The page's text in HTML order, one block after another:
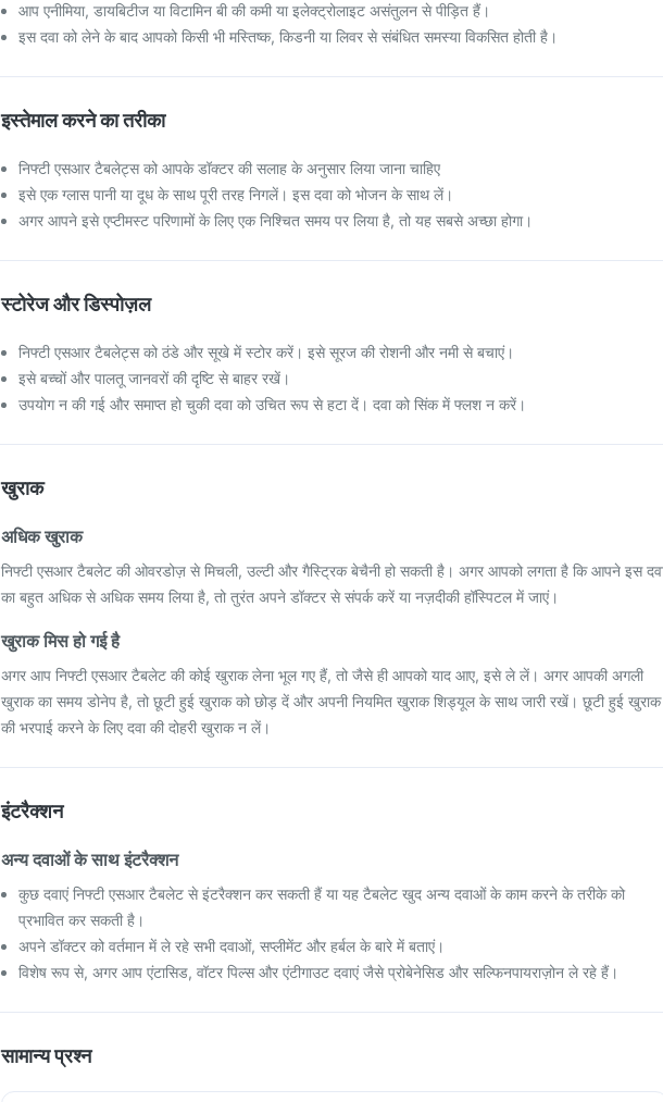
आप एनीमिया, डायबिटीज या विटामिन बी की कमी या इलेक्ट्रोलाइट असंतुलन से पीड़ित हैं।
इस दवा को लेने के बाद आपको किसी भी मस्तिष्क, किडनी या लिवर से संबंधित समस्या विकसित होती है।
इस्तेमाल करने का तरीका
निफ्टी एसआर टैबलेट्स को आपके डॉक्टर की सलाह के अनुसार लिया जाना चाहिए
इसे एक ग्लास पानी या दूध के साथ पूरी तरह निगलें। इस दवा को भोजन के साथ लें।
अगर आपने इसे एप्टीमस्ट परिणामों के लिए एक निश्चित समय पर लिया है, तो यह सबसे अच्छा होगा।
स्टोरेज और डिस्पोज़ल
निफ्टी एसआर टैबलेट्स को ठंडे और सूखे में स्टोर करें। इसे सूरज की रोशनी और नमी से बचाएं।
इसे बच्चों और पालतू जानवरों की दृष्टि से बाहर रखें।
उपयोग न की गई और समाप्त हो चुकी दवा को उचित रूप से हटा दें। दवा को सिंक में फ्लश न करें।
खुराक
अधिक खुराक
निफ्टी एसआर टैबलेट की ओवरडोज़ से मिचली, उल्टी और गैस्ट्रिक बेचैनी हो सकती है। अगर आपको लगता है कि आपने इस
का बहुत अधिक से अधिक समय लिया है, तो तुरंत अपने डॉक्टर से संपर्क करें या नज़दीकी हॉस्पिटल में जाएं।
खुराक मिस हो गई है
अगर आप निफ्टी एसआर टैबलेट की कोई खुराक लेना भूल गए हैं, तो जैसे ही आपको याद आए, इसे ले लें। अगर आपकी अगली
खुराक का समय डोनेप है, तो छूटी हुई खुराक को छोड़ दें और अपनी नियमित खुराक शिड्यूल के साथ जारी रखें। छूटी हुई खुराक
की भरपाई करने के लिए दवा की दोहरी खुराक न लें।
इंटरैक्शन
अन्य दवाओं के साथ इंटरैक्शन
कुछ दवाएं निफ्टी एसआर टैबलेट से इंटरैक्शन कर सकती हैं या यह टैबलेट खुद अन्य दवाओं के काम करने के तरीके को
प्रभावित कर सकती है।
अपने डॉक्टर को वर्तमान में ले रहे सभी दवाओं, सप्लीमेंट और हर्बल के बारे में बताएं।
विशेष रूप से, अगर आप एंटासिड, वॉटर पिल्स और एंटीगाउट दवाएं जैसे प्रोबेनेसिड और सल्फिनपायराज़ोन ले रहे हैं।
सामान्य प्रश्न